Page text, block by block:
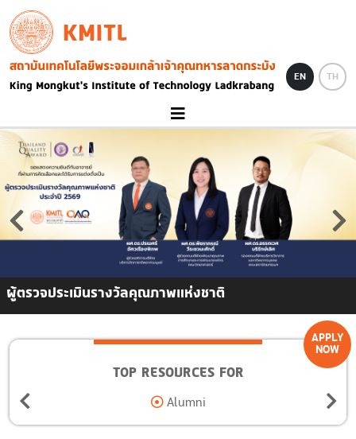
Skip to main content
KMITL
Image
EN TH
ผู้ตรวจประเมินรางวัลคุณภาพแห่งชาติ
APPLY
NOW
TOP RESOURCES FOR
Alumni